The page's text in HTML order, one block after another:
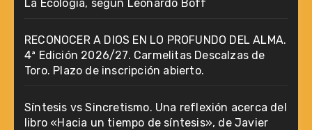
La Ecología, según Leonardo Boff
RECONOCER A DIOS EN LO PROFUNDO DEL ALMA.
4ª Edición 2026/27. Carmelitas Descalzas de
Toro. Plazo de inscripción abierto.
Síntesis vs Sincretismo. Una reflexión acerca del
libro «Hacia un tiempo de síntesis», de Javier